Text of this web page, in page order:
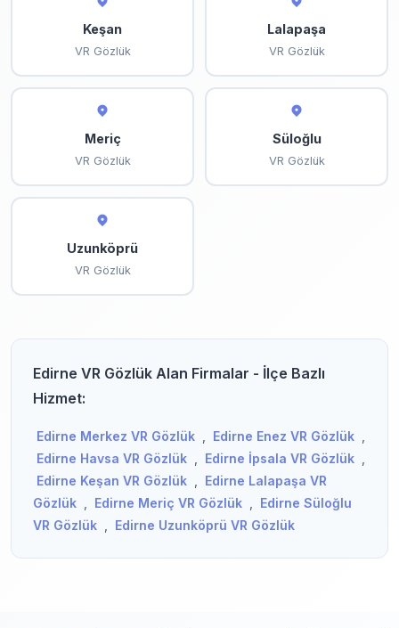
Keşan
VR Gözlük
Lalapaşa
VR Gözlük
Meriç
VR Gözlük
Süloğlu
VR Gözlük
Uzunköprü
VR Gözlük
Edirne VR Gözlük Alan Firmalar - İlçe Bazlı
Hizmet:
Edirne Merkez VR Gözlük Edirne Enez VR Gözlük
Edirne Havsa VR Gözlük
Edirne İpsala VR Gözlük
Edirne Keşan VR Gözlük
Edirne Lalapaşa VR
Gözlük
Edirne Meriç VR Gözlük
Edirne Süloğlu
VR Gözlük
Edirne Uzunköprü VR Gözlük